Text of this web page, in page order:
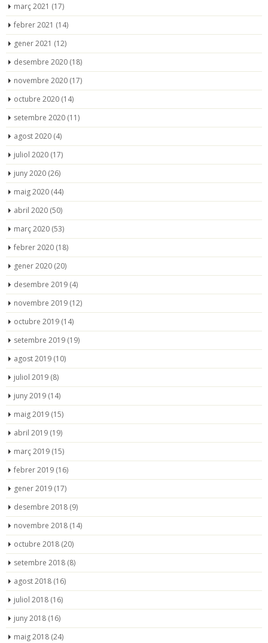
març 2021 (17)
febrer 2021 (14)
gener 2021 (12)
desembre 2020 (18)
novembre 2020 (17)
octubre 2020 (14)
setembre 2020 (11)
agost 2020 (4)
juliol 2020 (17)
juny 2020 (26)
maig 2020 (44)
abril 2020 (50)
març 2020 (53)
febrer 2020 (18)
gener 2020 (20)
desembre 2019 (4)
novembre 2019 (12)
octubre 2019 (14)
setembre 2019 (19)
agost 2019 (10)
juliol 2019 (8)
juny 2019 (14)
maig 2019 (15)
abril 2019 (19)
març 2019 (15)
febrer 2019 (16)
gener 2019 (17)
desembre 2018 (9)
novembre 2018 (14)
octubre 2018 (20)
setembre 2018 (8)
agost 2018 (16)
juliol 2018 (16)
juny 2018 (16)
maig 2018 (24)